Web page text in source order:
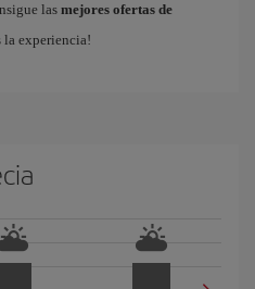
lasmejores ofertas de
la experiencia!